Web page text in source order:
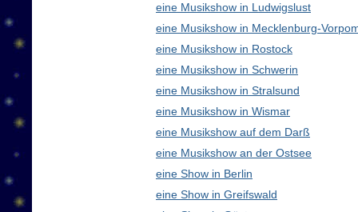
eine Musikshow in Ludwigslust
eine Musikshow in Mecklenburg-
eine Musikshow in Rostock
eine Musikshow in Schwerin
eine Musikshow in Stralsund
eine Musikshow in Wismar
eine Musikshow auf dem Darß
eine Musikshow an der Ostsee
eine Show in Berlin
eine Show in Greifswald